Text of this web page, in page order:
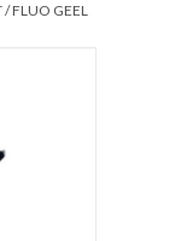
FLUO GEEL